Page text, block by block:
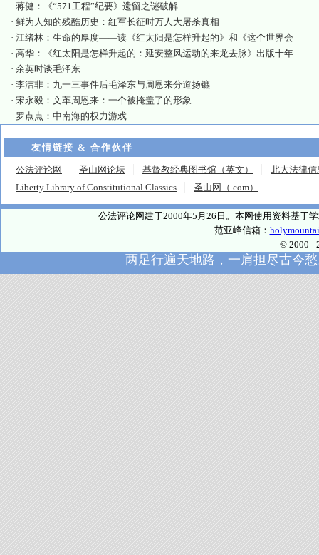
· 蒋健：《“571工程”纪要》遗留之谜破解
· 鲜为人知的残酷历史：红军长征时万人大屠杀真相
· 江绪林：生命的厚度——读《红太阳是怎样升起的》和《这个世界会
· 高华：《红太阳是怎样升起的：延安整风运动的来龙去脉》出版十年
· 余英时谈毛泽东
· 李洁非：九一三事件后毛泽东与周恩来分道扬镳
· 宋永毅：文革周恩来：一个被掩盖了的形象
· 罗点点：中南海的权力游戏
友情链接 & 合作伙伴
公法评论网 圣山网论坛 基督教经典图书馆（英文）
北大法律信
Liberty Library of Constitutional Classics
圣山网（.com）
公法评论网建于2000年5月26日。本网使用资料基于
范亚峰信箱：
© 2000 -
两足行遍天地路，一肩担尽古今